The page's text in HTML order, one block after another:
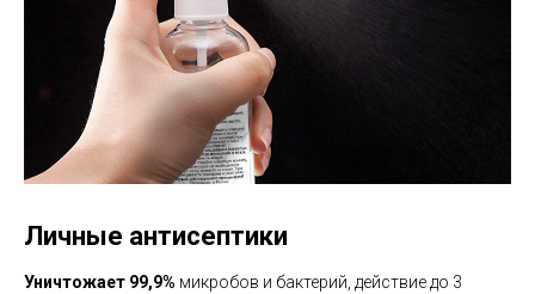
Личные антисептики
Уничтожает 99,9% микробов и бактерий, действие до 3